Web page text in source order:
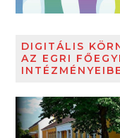
DIGITÁLIS
AZ EGRI